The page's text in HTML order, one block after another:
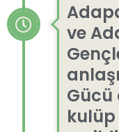
ve
Gücü